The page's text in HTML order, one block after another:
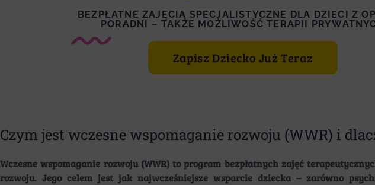
BEZPŁATNE ZAJĘCIA SPECJALISTYCZNE DLA DZIECI Z
PORADNI – TAKŻE MOŻLIWOŚĆ TERAPII
Zapisz Dziecko Już Teraz
Czym jest wczesne wspomaganie rozwoju (WWR) i
Wczesne wspomaganie rozwoju (WWR) to program bezpłatnych zajęć
rozwoju. Jego celem jest jak najwcześniejsze wsparcie dziecka – zarówno